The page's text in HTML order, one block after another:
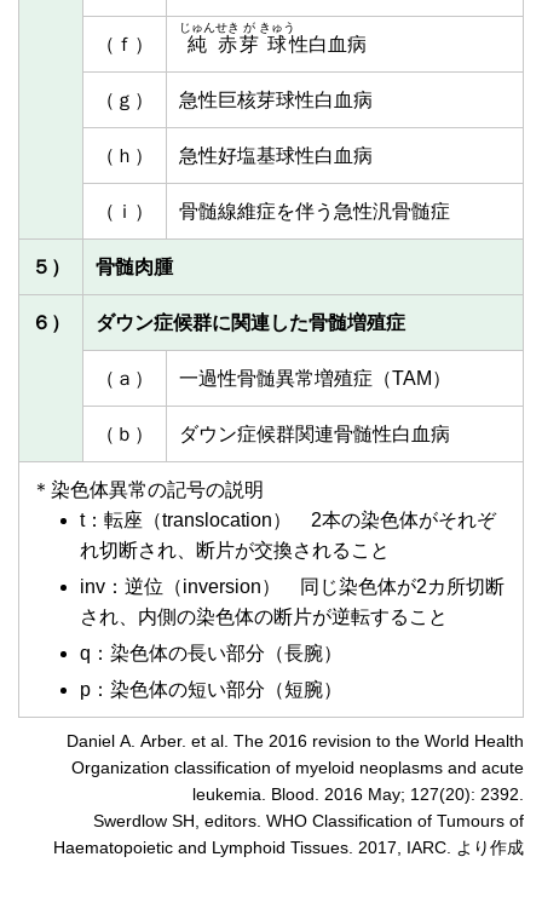
（ｆ） 純
じゅん
赤
せき
芽
が
球
きゅう
性白血病
（ｇ） 急性巨核芽球性白血病
（ｈ） 急性好塩基球性白血病
（ｉ） 骨髄線維症を伴う急性汎骨髄症
５） 骨髄肉腫
６） ダウン症候群に関連した骨髄増殖症
（ａ） 一過性骨髄異常増殖症（TAM）
（ｂ） ダウン症候群関連骨髄性白血病
＊染色体異常の記号の説明
t：転座（translocation） 2本の染色体がそれぞ
れ切断され、断片が交換されること
inv：逆位（inversion） 同じ染色体が2カ所切断
され、内側の染色体の断片が逆転すること
q：染色体の長い部分（長腕）
p：染色体の短い部分（短腕）
Daniel A. Arber. et al. The 2016 revision to the World Health
Organization classification of myeloid neoplasms and acute
leukemia. Blood. 2016 May; 127(20): 2392.
Swerdlow SH, editors. WHO Classification of Tumours of
Haematopoietic and Lymphoid Tissues. 2017, IARC. より作成